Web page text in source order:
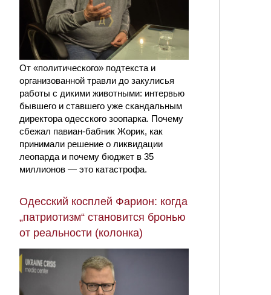
От «политического» подтекста и
организованной травли до закулисья
работы с дикими животными: интервью
бывшего и ставшего уже скандальным
директора одесского зоопарка. Почему
сбежал павиан-бабник Жорик, как
принимали решение о ликвидации
леопарда и почему бюджет в 35
миллионов — это катастрофа.
Одесский косплей Фарион: когда
„патриотизм“ становится бронью
от реальности (колонка)